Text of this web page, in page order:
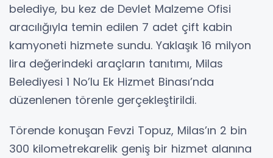
belediye, bu kez de Devlet Malzeme Ofisi
aracılığıyla temin edilen 7 adet çift kabin
kamyoneti hizmete sundu. Yaklaşık 16 milyon
lira değerindeki araçların tanıtımı, Milas
Belediyesi 1 No’lu Ek Hizmet Binası’nda
düzenlenen törenle gerçekleştirildi.
Törende konuşan Fevzi Topuz, Milas’ın 2 bin
300 kilometrekarelik geniş bir hizmet alanına